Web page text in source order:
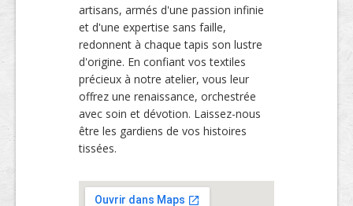
artisans, armés d'une passion infinie
et d'une expertise sans faille,
redonnent à chaque tapis son lustre
d'origine. En confiant vos textiles
précieux à notre atelier, vous leur
offrez une renaissance, orchestrée
avec soin et dévotion. Laissez-nous
être les gardiens de vos histoires
tissées.